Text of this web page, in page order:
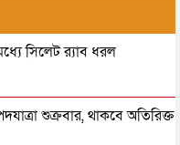
সিলেট র‌্যাব ধরল
শুক্রবার, থাকবে অতিরিক্ত